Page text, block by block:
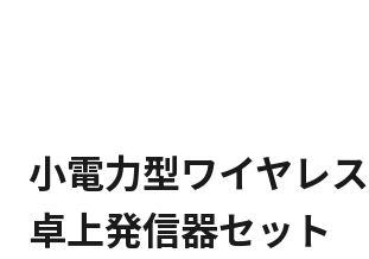
小電力型ワイヤレ
卓上発信器セット